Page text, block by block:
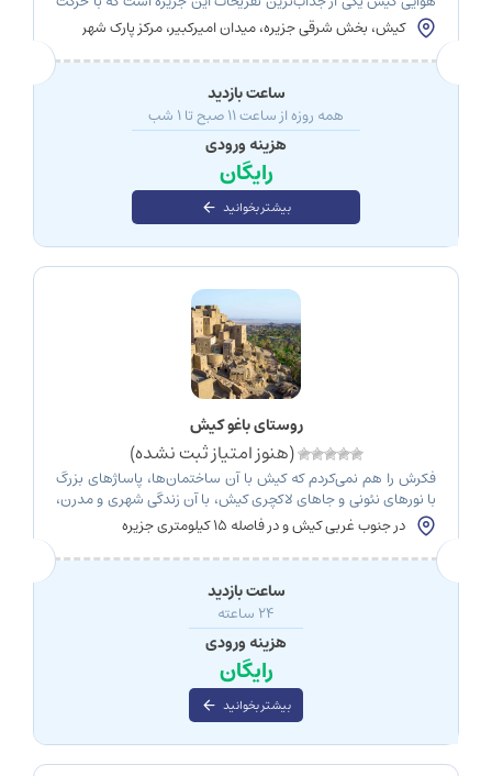
سریع و مناظر شگفت‌انگیزش، لحظاتی فراموش‌نشدنی را برای شما
رقم می‌زند. از ارتفاع بالا، می‌توانید زیبایی‌های سواحل و دریای
نیلگون کیش را به شکلی متفاوت مشاهده کنید. اما هیجان […]
کیش، بخش شرقی جزیره، میدان امیرکبیر، مرکز پارک شهر
ساعت بازدید
همه روزه از ساعت ۱۱ صبح تا ۱ شب
هزینه ورودی
رایگان
بیشتر بخوانید
روستای باغو کیش
(هنوز امتیاز ثبت نشده)
فکرش را هم نمی‌کردم که کیش با آن ساختمان‌ها، پاساژهای بزرگ
با نورهای نئونی و جاهای لاکچری کیش، با آن زندگی شهری و مدرن،
یک سورپرایز برایم داشته باشد. سورپرایزی که دور از هیاهوی شهر و
زندگی ماشینی، آرام و بی‌صدا به حیات خود ادامه می‌داد. آنجا، در
جنوب غربی کیش، انگار دری میان کمد […]
در جنوب غربی کیش و در فاصله ۱۵ کیلومتری جزیره
ساعت بازدید
24 ساعته
هزینه ورودی
رایگان
بیشتر بخوانید